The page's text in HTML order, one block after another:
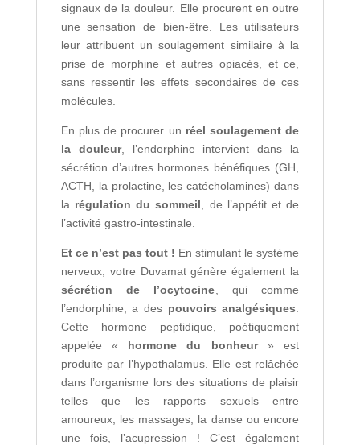
signaux de la douleur. Elle procurent en outre
une sensation de bien-être. Les utilisateurs
leur attribuent un soulagement similaire à la
prise de morphine et autres opiacés, et ce,
sans ressentir les effets secondaires de ces
molécules.
En plus de procurer un réel soulagement de
la douleur, l’endorphine intervient dans la
sécrétion d’autres hormones bénéfiques (GH,
ACTH, la prolactine, les catécholamines) dans
la régulation du sommeil , de l’appétit et de
l’activité gastro-intestinale.
Et ce n’est pas tout ! En stimulant le système
nerveux, votre Duvamat génère également la
sécrétion de l’ocytocine , qui comme
l’endorphine, a des pouvoirs analgésiques
Cette hormone peptidique, poétiquement
appelée « hormone du bonheur» est
produite par l’hypothalamus. Elle est relâchée
dans l’organisme lors des situations de plaisir
telles que les rapports sexuels entre
amoureux, les massages, la danse ou encore
une fois, l’acupression ! C’est également